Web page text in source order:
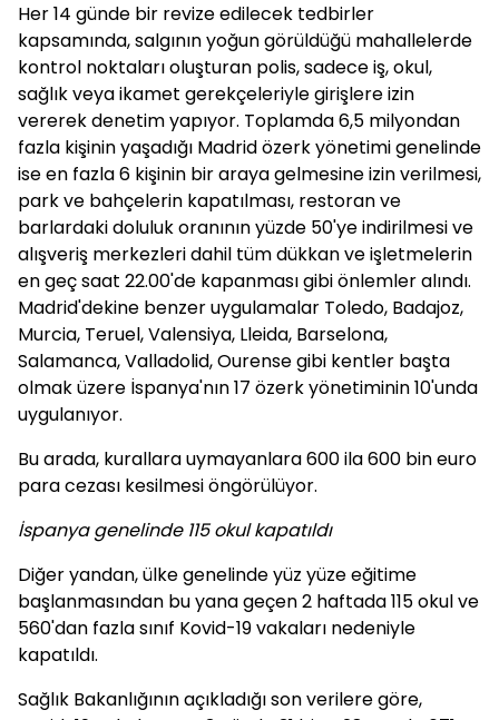
Her 14 günde bir revize edilecek tedbirler
kapsamında, salgının yoğun görüldüğü mahallelerde
kontrol noktaları oluşturan polis, sadece iş, okul,
sağlık veya ikamet gerekçeleriyle girişlere izin
vererek denetim yapıyor. Toplamda 6,5 milyondan
fazla kişinin yaşadığı Madrid özerk yönetimi genelinde
ise en fazla 6 kişinin bir araya gelmesine izin verilmesi,
park ve bahçelerin kapatılması, restoran ve
barlardaki doluluk oranının yüzde 50'ye indirilmesi ve
alışveriş merkezleri dahil tüm dükkan ve işletmelerin
en geç saat 22.00'de kapanması gibi önlemler alındı.
Madrid'dekine benzer uygulamalar Toledo, Badajoz,
Murcia, Teruel, Valensiya, Lleida, Barselona,
Salamanca, Valladolid, Ourense gibi kentler başta
olmak üzere İspanya'nın 17 özerk yönetiminin 10'unda
uygulanıyor.
Bu arada, kurallara uymayanlara 600 ila 600 bin euro
para cezası kesilmesi öngörülüyor.
İspanya genelinde 115 okul kapatıldı
Diğer yandan, ülke genelinde yüz yüze eğitime
başlanmasından bu yana geçen 2 haftada 115 okul ve
560'dan fazla sınıf Kovid-19 vakaları nedeniyle
kapatıldı.
Sağlık Bakanlığının açıkladığı son verilere göre,